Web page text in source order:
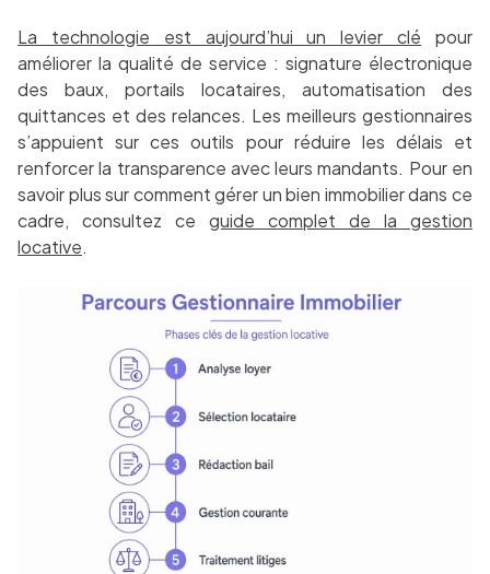
La technologie est aujourd’hui un levier clé pour
améliorer la qualité de service : signature électronique
des baux, portails locataires, automatisation des
quittances et des relances. Les meilleurs gestionnaires
s’appuient sur ces outils pour réduire les délais et
renforcer la transparence avec leurs mandants. Pour en
savoir plus sur comment gérer un bien immobilier dans ce
cadre, consultez ce guide complet de la gestion
locative.